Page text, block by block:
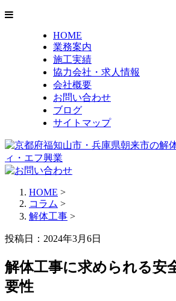
HOME
業務案内
施工実績
協力会社・求人情報
会社概要
お問い合わせ
ブログ
サイトマップ
HOME >
コラム >
解体工事 >
投稿日：2024年3月6日
解体工事に求められる安
要性